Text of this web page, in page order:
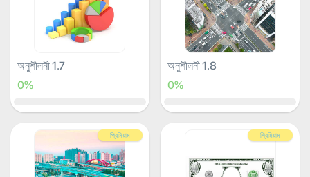
অনুশীলনী 1.7
0%
অনুশীলনী 1.8
0%
প্রিমিয়াম প্রিমিয়াম